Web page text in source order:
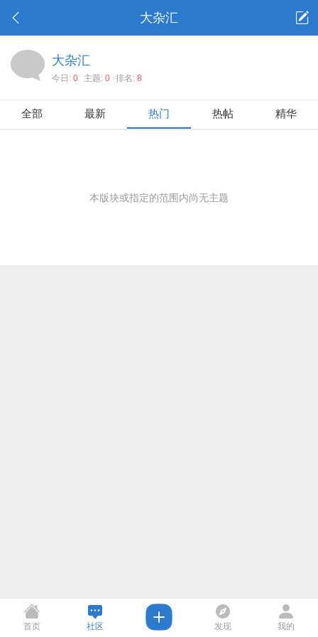
大杂汇
大杂汇
今日: 0 主题: 0 排名: 8
全部 最新 热门 热帖 精华
本版块或指定的范围内尚无主题
首页 社区 发现 我的